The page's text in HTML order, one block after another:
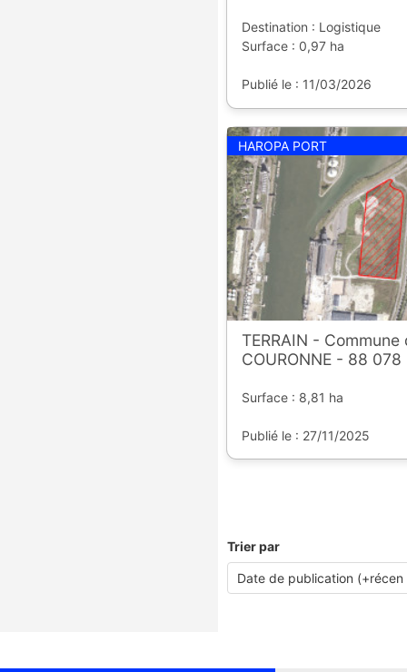
Destination : Logistique
Surface : 0,97 ha
Publié le : 11/03/2026
HAROPA PORT
TERRAIN - Commune
COURONNE - 88 078
Surface : 8,81 ha
Publié le : 27/11/2025
Trier par